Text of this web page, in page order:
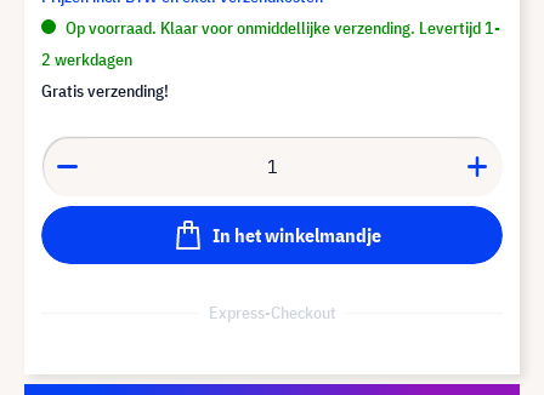
Op voorraad. Klaar voor onmiddellijke verzending. Levertijd 1-
2 werkdagen
Gratis verzending!
In het winkelmandje
Express-Checkout